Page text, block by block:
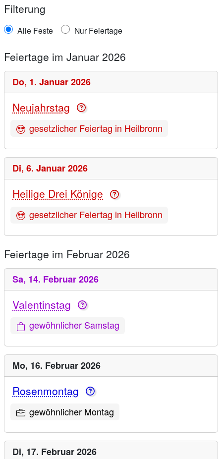
Filterung
Alle Feste Nur Feiertage
Feiertage im Januar 2026
Do, 1. Januar 2026
Neujahrstag
gesetzlicher Feiertag in Heilbronn
Di, 6. Januar 2026
Heilige Drei Könige
gesetzlicher Feiertag in Heilbronn
Feiertage im Februar 2026
Sa, 14. Februar 2026
Valentinstag
gewöhnlicher Samstag
Mo, 16. Februar 2026
Rosenmontag
gewöhnlicher Montag
Di, 17. Februar 2026